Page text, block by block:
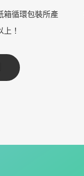
箱循環包裝所產
！